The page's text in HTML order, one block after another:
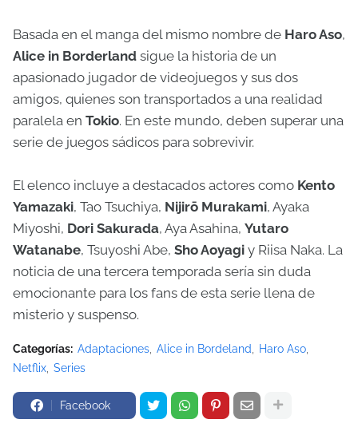
Basada en el manga del mismo nombre de Haro Aso,
Alice in Borderland sigue la historia de un
apasionado jugador de videojuegos y sus dos
amigos, quienes son transportados a una realidad
paralela en Tokio. En este mundo, deben superar una
serie de juegos sádicos para sobrevivir.
El elenco incluye a destacados actores como Kento
Yamazaki, Tao Tsuchiya, Nijirō Murakami, Ayaka
Miyoshi, Dori Sakurada, Aya Asahina, Yutaro
Watanabe, Tsuyoshi Abe, Sho Aoyagi y Riisa Naka. La
noticia de una tercera temporada sería sin duda
emocionante para los fans de esta serie llena de
misterio y suspenso.
Categorías: Adaptaciones Alice in Bordeland
Haro Aso
Netflix Series
Facebook